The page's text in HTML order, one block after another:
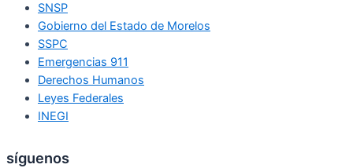
SNSP
Gobierno del Estado de Morelos
SSPC
Emergencias 911
Derechos Humanos
Leyes Federales
INEGI
síguenos